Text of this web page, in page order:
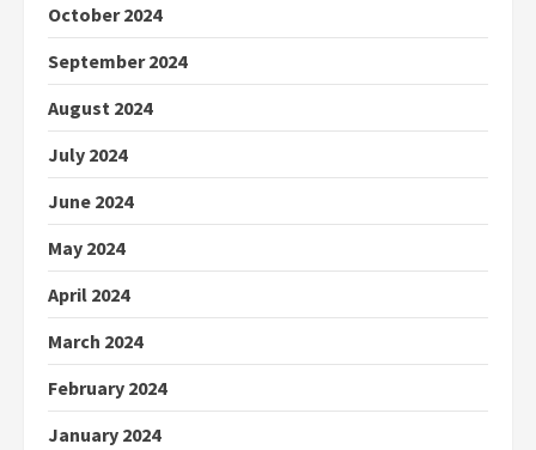
October 2024
September 2024
August 2024
July 2024
June 2024
May 2024
April 2024
March 2024
February 2024
January 2024